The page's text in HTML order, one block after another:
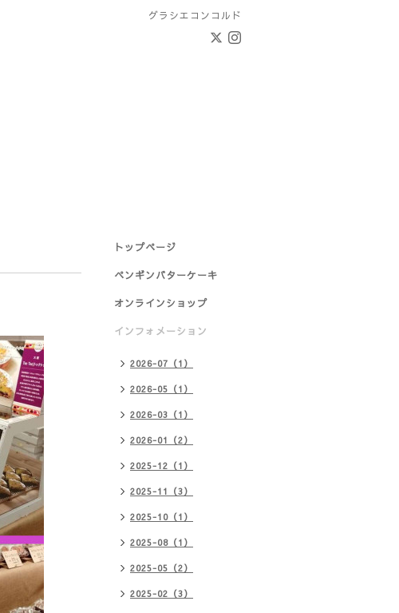
グラシエコンコルド
トップページ
ペンギンバターケーキ
オンラインショップ
インフォメーション
2026-07（1）
2026-05（1）
2026-03（1）
2026-01（2）
2025-12（1）
2025-11（3）
2025-10（1）
2025-08（1）
2025-05（2）
2025-02（3）